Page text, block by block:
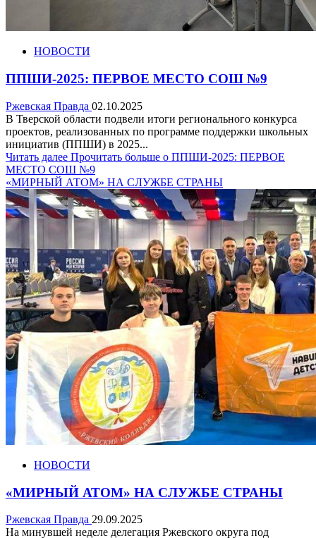
НОВОСТИ
ППШИ-2025: ПЕРВОЕ МЕСТО СОШ №9
Ржевская Правда 02.10.2025
В Тверской области подвели итоги регионального конкурса
проектов, реализованных по программе поддержки школьных
инициатив (ППШИ) в 2025...
Читать далее Прочитать больше о ППШИ-2025: ПЕРВОЕ
МЕСТО СОШ №9
«МИРНЫЙ АТОМ» НА СЛУЖБЕ СТРАНЫ
НОВОСТИ
«МИРНЫЙ АТОМ» НА СЛУЖБЕ СТРАНЫ
Ржевская Правда 29.09.2025
На минувшей неделе делегация Ржевского округа под